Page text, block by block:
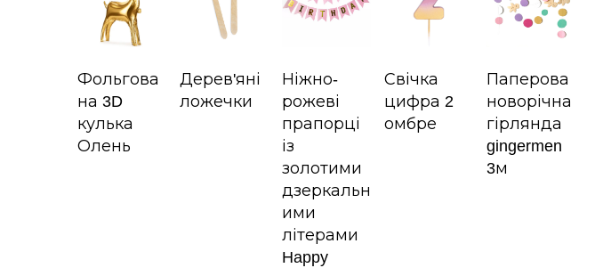
Фольгова
на 3D
кулька
Олень
Дерев'яні
ложечки
Ніжно-
рожеві
прапорці
із
золотими
дзеркальн
ими
літерами
Happy
Свічка
цифра 2
омбре
Паперова
новорічна
гірлянда
gingermen
3м